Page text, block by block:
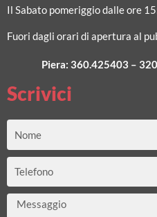
Il Sabato pomeriggio dalle ore
Fuori dagli orari di apertura al
Piera:360.425403 –
Scrivici
Messaggio